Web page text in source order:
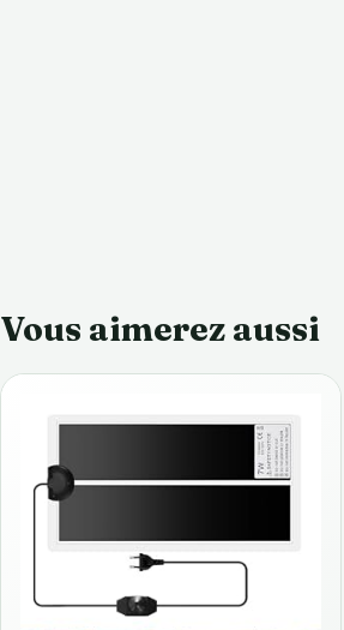
Vous aimerez aussi